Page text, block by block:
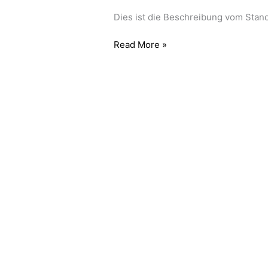
Dies ist die Beschreibung vom
Read More »